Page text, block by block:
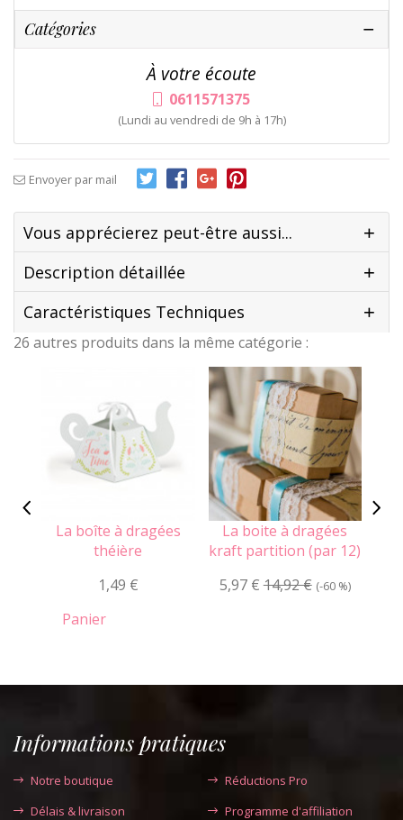
Catégories
À votre écoute
0611571375
(Lundi au vendredi de 9h à 17h)
Envoyer par mail
Vous apprécierez peut-être aussi...
Description détaillée
Caractéristiques Techniques
26 autres produits dans la même catégorie :
La boîte à dragées
théière
1,49 €
Panier
La boite à dragées
kraft partition (par 12)
5,97 € 14,92 € (-60 %)
Informations pratiques
Notre boutique
Délais & livraison
Réductions Pro
Programme d'affiliation